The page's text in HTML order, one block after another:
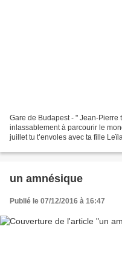
Gare de Budapest - " Jean-Pierre
inlassablement à parcourir le
juillet tu t’envoles avec ta fille
un amnésique
Publié le 07/12/2016 à 16:47